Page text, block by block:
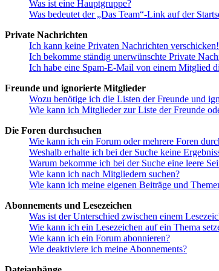
Was ist eine Hauptgruppe?
Was bedeutet der „Das Team“-Link auf der
Private Nachrichten
Ich kann keine Privaten Nachrichten verschicken!
Ich bekomme ständig unerwünschte Private
Ich habe eine Spam-E-Mail von einem Mitglied
Freunde und ignorierte Mitglieder
Wozu benötige ich die Listen der Freunde und
Wie kann ich Mitglieder zur Liste der Freunde
Die Foren durchsuchen
Wie kann ich ein Forum oder mehrere Foren
Weshalb erhalte ich bei der Suche keine
Warum bekomme ich bei der Suche eine leere
Wie kann ich nach Mitgliedern suchen?
Wie kann ich meine eigenen Beiträge und
Abonnements und Lesezeichen
Was ist der Unterschied zwischen einem
Wie kann ich ein Lesezeichen auf ein Thema
Wie kann ich ein Forum abonnieren?
Wie deaktiviere ich meine Abonnements?